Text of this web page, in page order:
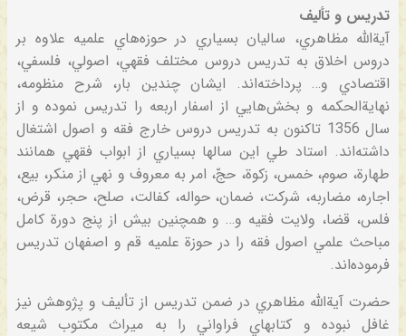
تدريس‌ و تأليف‌
آية‌الله‌ مظاهري‌، ساليان‌ بسياري‌ در حوزه‌هاي‌ علميه‌ علاوه‌ بر
دروس‌ اخلاق‌ به‌ تدريس‌ دروس‌ مختلف‌ فقهي‌، اصولي‌، فلسفي‌،
اقتصادي‌ و… پرداخته‌اند. ايشان‌ چندين‌ بار، شرح‌ منظومه‌،
نهاية‌الحكمه‌ و بخش‌هايي‌ از اسفار اربعه‌ را تدريس‌ نموده‌ و از
سال‌ 1356 تاكنون‌ به‌ تدريس‌ دروس‌ خارج‌ فقه‌ و اصول‌ اشتغال‌
داشته‌اند. استاد طي‌ اين‌ سالها بسياري‌ از ابواب‌ فقهي‌ همانند
طهارة‌، صوم‌، خمس‌، زكوة‌، حجّ، امر به‌ معروف‌ و نهي‌ از منكر، بيع‌،
اجاره‌، مضاربه‌، شركت‌، ضمان‌، حواله‌، كفالت‌، صلح‌، حجر، قرض‌،
فلس‌، قضا، ولايت‌ فقيه‌ و… و همچنين‌ بيش‌ از پنج‌ دورة‌ كامل‌
مباحث‌ علمي‌ اصول‌ فقه‌ را در حوزة‌ علميه‌ قم‌ و اصفهان‌ تدريس‌
فرموده‌اند.
حضرت‌ آية‌الله‌ مظاهري‌ در ضمن‌ تدريس‌ از تأليف‌ و پژوهش‌ نيز
غافل‌ نبوده‌ و كتابهاي‌ فراواني‌ را به‌ ميراث‌ مكتوب‌ شيعه‌